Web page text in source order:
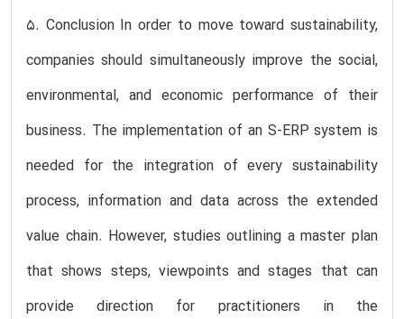
5. Conclusion In order to move toward sustainability,
companies should simultaneously improve the social,
environmental, and economic performance of their
business. The implementation of an S-ERP system is
needed for the integration of every sustainability
process, information and data across the extended
value chain. However, studies outlining a master plan
that shows steps, viewpoints and stages that can
provide direction for practitioners in the